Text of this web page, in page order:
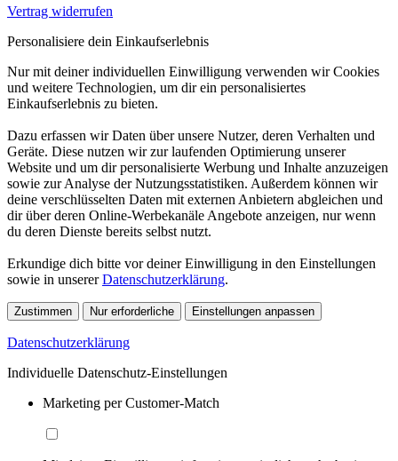
Vertrag widerrufen
Personalisiere dein Einkaufserlebnis
Nur mit deiner individuellen Einwilligung verwenden wir Cookies
und weitere Technologien, um dir ein personalisiertes
Einkaufserlebnis zu bieten.
Dazu erfassen wir Daten über unsere Nutzer, deren Verhalten und
Geräte. Diese nutzen wir zur laufenden Optimierung unserer
Website und um dir personalisierte Werbung und Inhalte anzuzeigen
sowie zur Analyse der Nutzungsstatistiken. Außerdem können wir
deine verschlüsselten Daten mit externen Anbietern abgleichen und
dir über deren Online-Werbekanäle Angebote anzeigen, nur wenn
du deren Dienste bereits selbst nutzt.
Erkundige dich bitte vor deiner Einwilligung in den Einstellungen
sowie in unsererDatenschutzerklärung.
Zustimmen Nur erforderliche Einstellungen anpassen
Datenschutzerklärung
Individuelle Datenschutz-Einstellungen
Marketing per Customer-Match